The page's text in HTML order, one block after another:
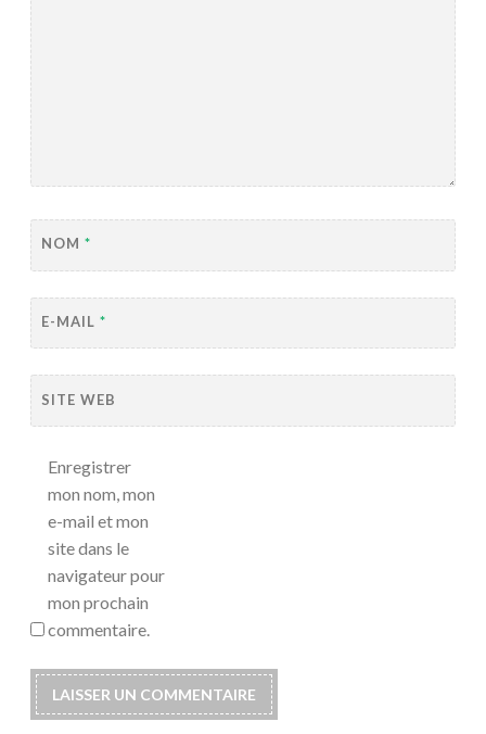
NOM *
E-MAIL *
SITE WEB
Enregistrer
mon nom, mon
e-mail et mon
site dans le
navigateur pour
mon prochain
commentaire.